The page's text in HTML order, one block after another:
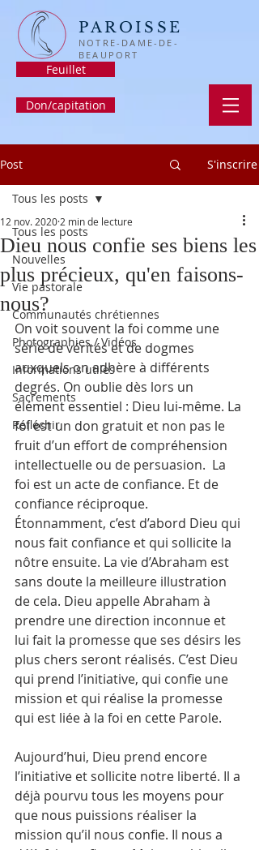
PAROISSE
NOTRE-DAME-DE-
BEAUPORT
Feuillet
Don/capitation
Post S'inscrire
Tous les posts
Nouvelles
Vie pastorale
Communautés chrétiennes
Photographies / Vidéos
Informations utiles
Sacrements
Réfléchir
Tous les posts
Dieu nous confie ses biens les
plus précieux, qu'en faisons-
nous?
12 nov. 2020 2 min de lecture
On voit souvent la foi comme une
série de vérités et de dogmes
auxquels on adhère à différents
degrés. On oublie dès lors un
élément essentiel : Dieu lui-même. La
foi est un don gratuit et non pas le
fruit d’un effort de compréhension
intellectuelle ou de persuasion.  La
foi est un acte de confiance. Et de
confiance réciproque.
Étonnamment, c’est d’abord Dieu qui
nous fait confiance et qui sollicite la
nôtre ensuite. La vie d’Abraham est
sans doute la meilleure illustration
de cela. Dieu appelle Abraham à
prendre une direction inconnue et
lui fait la promesse que ses désirs les
plus chers seront réalisés. C’est Dieu
qui prend l’initiative, qui confie une
mission et qui réalise la promesse
qui est liée à la foi en cette Parole.
Aujourd’hui, Dieu prend encore
l’initiative et sollicite notre liberté. Il a
déjà pourvu tous les moyens pour
que nous puissions réaliser la
mission qu’il nous confie. Il nous a